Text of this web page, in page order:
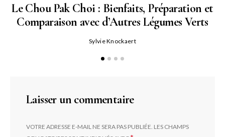
Le Chou Pak Choi : Bienfaits, Préparation et
Comparaison avec d’Autres Légumes Verts
Sylvie Knockaert
Laisser un commentaire
VOTRE ADRESSE E-MAIL NE SERA PAS PUBLIÉE. LES CHAMPS